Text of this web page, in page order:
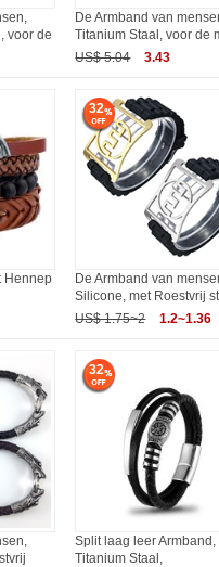
voor de
De Armband van
Titanium Staal, voor de
US$ 5.04
3.43
Hennep
32
De Armband van
Silicone, met Roestvrij
US$ 1.75~2
1.2~1.36
32
Split laag leer Armband,
Titanium Staal,